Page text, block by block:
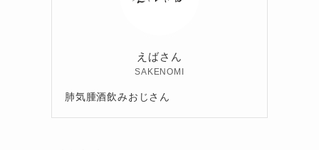
えばさん
SAKENOMI
肺気腫酒飲みおじさん